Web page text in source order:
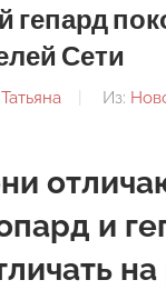
Сети
Татьяна Из:
и